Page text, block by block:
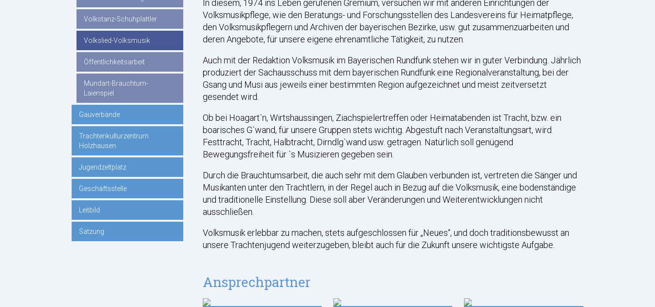
In diesem, 1974 ins Leben gerufenen Gremium, versuchen wir mit anderen Einrichtungen der
Volksmusikpflege, wie den Beratungs- und Forschungsstellen des Landesvereins für Heimatpflege,
den Volksmusikpflegern und Archiven der bayerischen Bezirke, usw. gut zusammenzuarbeiten und
deren Angebote, für unsere eigene ehrenamtliche Tätigkeit, zu nutzen.
Auch mit der Redaktion Volksmusik im Bayerischen Rundfunk stehen wir in guter Verbindung. Jährlich
produziert der Sachausschuss mit dem bayerischen Rundfunk eine Regionalveranstaltung, bei der
Gsang und Musi aus jeweils einer bestimmten Region aufgezeichnet und meist zeitversetzt
gesendet wird.
Ob bei Hoagart`n, Wirtshaussingen, Ziachspielertreffen oder Heimatabenden ist Tracht, bzw. ein
boarisches G`wand, für unsere Gruppen stets wichtig. Abgestuft nach Veranstaltungsart, wird
Festtracht, Tracht, Halbtracht, Dirndlg`wand usw. getragen. Natürlich soll genügend
Bewegungsfreiheit für `s Musizieren gegeben sein.
Durch die Brauchtumsarbeit, die auch sehr mit dem Glauben verbunden ist, vertreten die Sänger und
Musikanten unter den Trachtlern, in der Regel auch in Bezug auf die Volksmusik, eine bodenständige
und traditionelle Einstellung. Diese soll aber Veränderungen und Weiterentwicklungen nicht
ausschließen.
Volksmusik erlebbar zu machen, stets aufgeschlossen für „Neues“, und doch traditionsbewusst an
unsere Trachtenjugend weiterzugeben, bleibt auch für die Zukunft unsere wichtigste Aufgabe.
Ansprechpartner
Volkstanz-Schuhplattler
Volkslied-Volksmusik
Öffentlichkeitsarbeit
Mundart-Brauchtum-
Laienspiel
Gauverbände
Trachtenkulturzentrum
Holzhausen
Jugendzeltplatz
Geschäftsstelle
Leitbild
Satzung